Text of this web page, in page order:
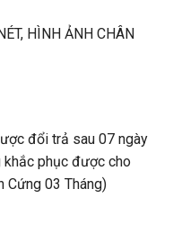
HÌNH ẢNH CHÂN
đổi trả sau 07 ngày
khắc phục được cho
Cứng 03 Tháng)